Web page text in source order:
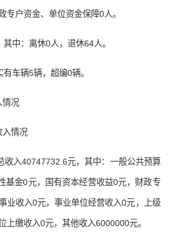
专户资金、单位资金保障0人。
中：离休0人，退休64人。
车辆5辆，超编0辆。
情况
入情况
收入40747732.6元，其中：一般公共预算
基金0元，国有资本经营收益0元，财政专
业收入0元，事业单位经营收入0元，上级
上缴收入0元，其他收入6000000元。